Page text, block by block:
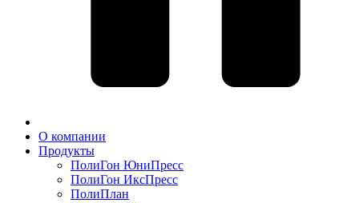
О компании
Продукты
ПолиГон ЮниПресс
ПолиГон ИксПресс
ПолиПлан